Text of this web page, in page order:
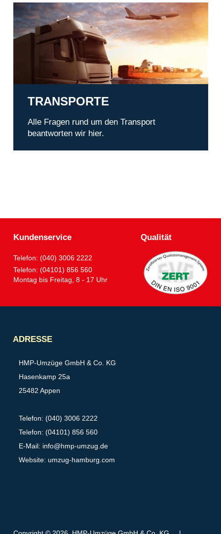
Transporte
TRANSPORTE
Alle Fragen rund um den Transport
beantworten wir hier.
Kundenservice
Telefon: (040) 3006 2222
Telefon: (04101) 856 560
Montag bis Freitag, 8 - 17 Uhr
Qualität
ADRESSE
HMP-Umzüge GmbH & Co. KG
Hasenkamp 25a
25482 Appen
Telefon: (040) 3006 2222
Telefon: (04101) 856 560
E-Mail: info@hmp-umzug.de
Website: umzug-hamburg.com